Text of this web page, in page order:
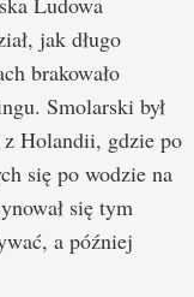
jak długo
brakowało
Smolarski był
Holandii, gdzie po
się po wodzie na
się tym
a później